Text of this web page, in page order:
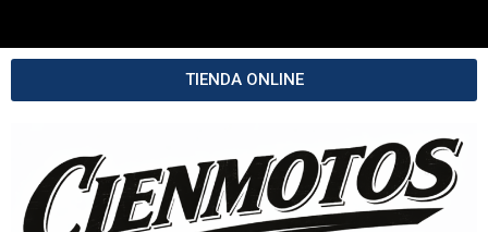
TIENDA ONLINE